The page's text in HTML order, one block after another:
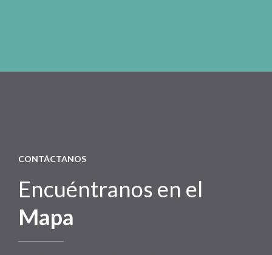
CONTÁCTANOS
Encuéntranos en el
Mapa